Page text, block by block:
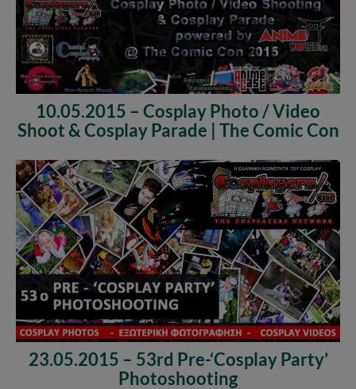
10.05.2015 – Cosplay Photo / Video
Shoot & Cosplay Parade | The Comic Con
23.05.2015 – 53rd Pre-‘Cosplay Party’
Photoshooting